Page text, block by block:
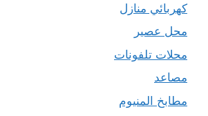
كهربائي منازل
محل عصير
محلات تلفونات
مصاعد
مطابخ المنيوم